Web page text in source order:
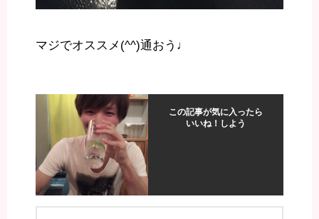
マジでオススメ(^^)通おう♩
この記事が気に入ったら
いいね！しよう